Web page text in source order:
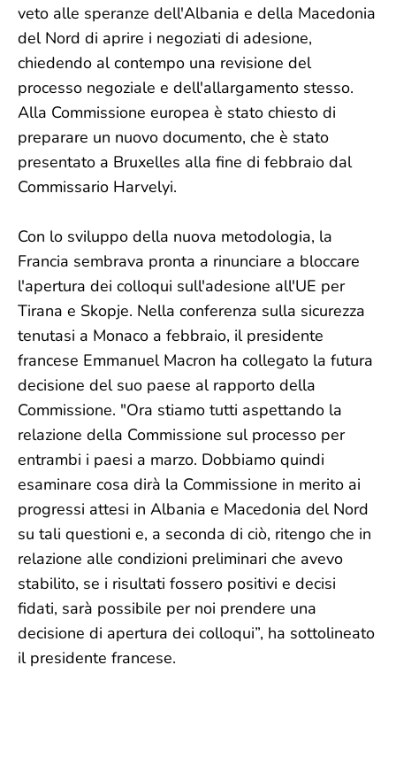
veto alle speranze dell'Albania e della Macedonia
del Nord di aprire i negoziati di adesione,
chiedendo al contempo una revisione del
processo negoziale e dell'allargamento stesso.
Alla Commissione europea è stato chiesto di
preparare un nuovo documento, che è stato
presentato a Bruxelles alla fine di febbraio dal
Commissario Harvelyi.
Con lo sviluppo della nuova metodologia, la
Francia sembrava pronta a rinunciare a bloccare
l'apertura dei colloqui sull'adesione all'UE per
Tirana e Skopje. Nella conferenza sulla sicurezza
tenutasi a Monaco a febbraio, il presidente
francese Emmanuel Macron ha collegato la futura
decisione del suo paese al rapporto della
Commissione. "Ora stiamo tutti aspettando la
relazione della Commissione sul processo per
entrambi i paesi a marzo. Dobbiamo quindi
esaminare cosa dirà la Commissione in merito ai
progressi attesi in Albania e Macedonia del Nord
su tali questioni e, a seconda di ciò, ritengo che in
relazione alle condizioni preliminari che avevo
stabilito, se i risultati fossero positivi e decisi
fidati, sarà possibile per noi prendere una
decisione di apertura dei colloqui”, ha sottolineato
il presidente francese.